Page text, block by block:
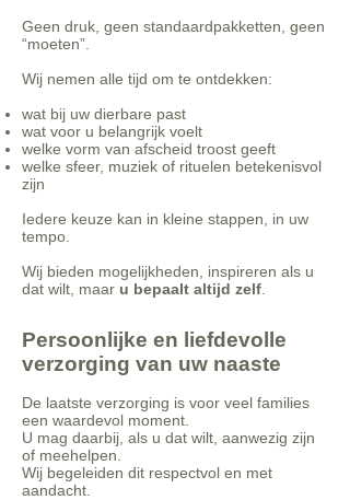
Geen druk, geen standaardpakketten, geen
“moeten”.
Wij nemen alle tijd om te ontdekken:
wat bij uw dierbare past
wat voor u belangrijk voelt
welke vorm van afscheid troost geeft
welke sfeer, muziek of rituelen betekenisvol
zijn
Iedere keuze kan in kleine stappen, in uw
tempo.
Wij bieden mogelijkheden, inspireren als u
dat wilt, maar u bepaalt altijd zelf
Persoonlijke en liefdevolle
verzorging van uw naaste
De laatste verzorging is voor veel families
een waardevol moment.
U mag daarbij, als u dat wilt, aanwezig zijn
of meehelpen.
Wij begeleiden dit respectvol en met
aandacht.